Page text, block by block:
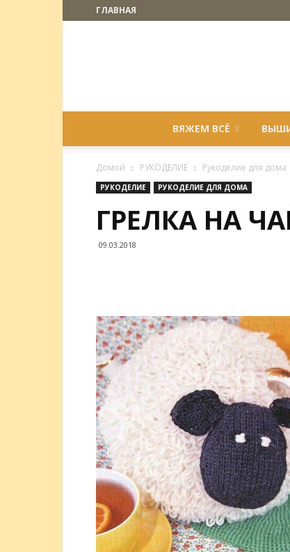
ГЛАВНАЯ
ВЯЖЕМ ВСЁ
Домой РУКОДЕЛИЕ Рукоделие для дома
РУКОДЕЛИЕ РУКОДЕЛИЕ ДЛЯ ДОМА
ГРЕЛКА НА
09.03.2018